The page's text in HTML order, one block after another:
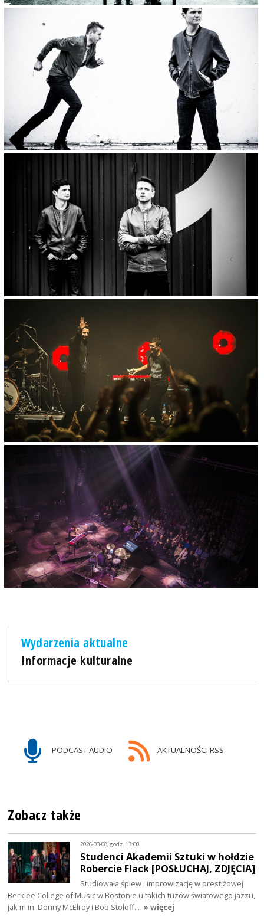
Wydarzenia aktualne
Informacje kulturalne
PODCAST AUDIO AKTUALNOŚCI RSS
Zobacz także
2026-03-08, godz. 13:00
Studenci Akademii Sztuki w hołdzie
Robercie Flack [POSŁUCHAJ, ZDJĘCIA]
Studiowała śpiew i improwizację w prestiżowej
Berklee College of Music w Bostonie u takich tuzów światowego jazzu,
jak m.in. Donny McElroy i Bob Stoloff… » więcej